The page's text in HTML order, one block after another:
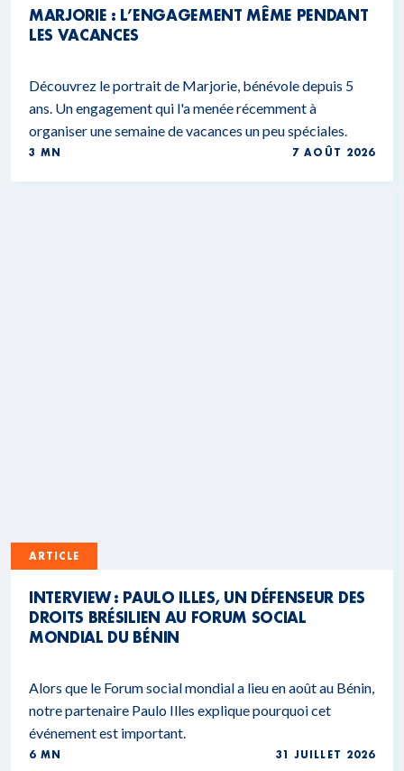
MARJORIE : L’ENGAGEMENT MÊME PENDANT
LES VACANCES
Découvrez le portrait de Marjorie, bénévole depuis 5
ans. Un engagement qui l'a menée récemment à
organiser une semaine de vacances un peu spéciales.
3 MN 7 AOÛT 2026
ARTICLE
INTERVIEW : PAULO ILLES, UN DÉFENSEUR DES
DROITS BRÉSILIEN AU FORUM SOCIAL
MONDIAL DU BÉNIN
Alors que le Forum social mondial a lieu en août au Bénin,
notre partenaire Paulo Illes explique pourquoi cet
événement est important.
6 MN 31 JUILLET 2026